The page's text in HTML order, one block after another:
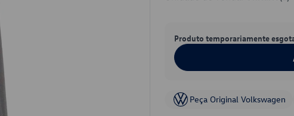
Produto temporariamente
Peça Original Volkswagen